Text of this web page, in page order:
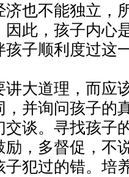
济也不能独立，
因此，孩子内心
孩子顺利度过这
大道理，而应
，并询问孩子的
交谈。寻找孩子
励，多督促，不
子犯过的错。培